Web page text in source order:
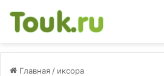
Главная / иксора